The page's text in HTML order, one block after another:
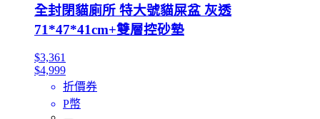
全封閉貓廁所 特大號貓屎盆 灰透
71*47*41cm+雙層控砂墊
$3,361
$4,999
折價券
P幣